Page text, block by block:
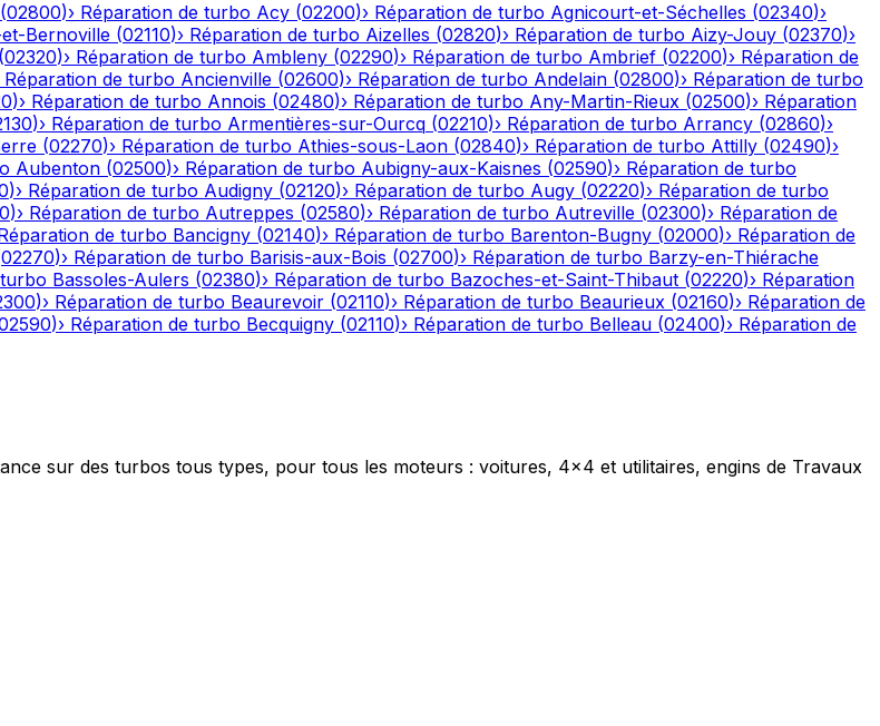
(02800)› Réparation de turbo Acy (02200)› Réparation de turbo Agnicourt-et-Séchelles (02340)›
Bernoville (02110)› Réparation de turbo Aizelles (02820)› Réparation de turbo Aizy-Jouy (02370)›
(02320)› Réparation de turbo Ambleny (02290)› Réparation de turbo Ambrief (02200)› Réparation de
Réparation de turbo Ancienville (02600)› Réparation de turbo Andelain (02800)› Réparation de turbo
)› Réparation de turbo Annois (02480)› Réparation de turbo Any-Martin-Rieux (02500)› Réparation
)› Réparation de turbo Armentières-sur-Ourcq (02210)› Réparation de turbo Arrancy (02860)›
(02270)› Réparation de turbo Athies-sous-Laon (02840)› Réparation de turbo Attilly (02490)›
Aubenton (02500)› Réparation de turbo Aubigny-aux-Kaisnes (02590)› Réparation de turbo
)› Réparation de turbo Audigny (02120)› Réparation de turbo Augy (02220)› Réparation de turbo
)› Réparation de turbo Autreppes (02580)› Réparation de turbo Autreville (02300)› Réparation de
de turbo Bancigny (02140)› Réparation de turbo Barenton-Bugny (02000)› Réparation de
02270)› Réparation de turbo Barisis-aux-Bois (02700)› Réparation de turbo Barzy-en-Thiérache
Bassoles-Aulers (02380)› Réparation de turbo Bazoches-et-Saint-Thibaut (02220)› Réparation
)› Réparation de turbo Beaurevoir (02110)› Réparation de turbo Beaurieux (02160)› Réparation de
)› Réparation de turbo Becquigny (02110)› Réparation de turbo Belleau (02400)› Réparation de
sur des turbos tous types, pour tous les moteurs : voitures, 4x4 et utilitaires, engins de Travaux